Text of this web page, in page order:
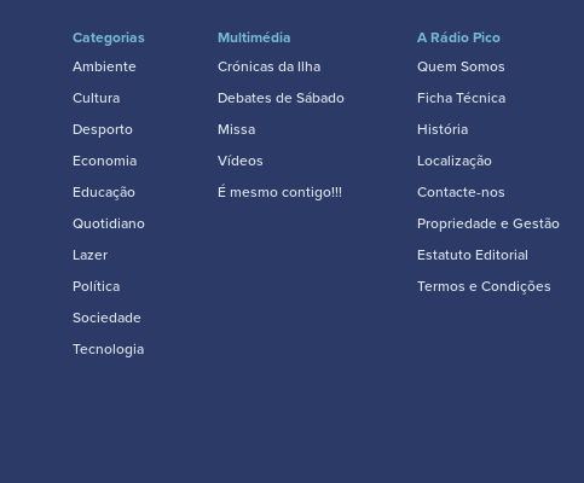
Categorias
Ambiente
Cultura
Desporto
Economia
Educação
Quotidiano
Lazer
Política
Sociedade
Tecnologia
Multimédia
Crónicas da Ilha
Debates de Sábado
Missa
Vídeos
É mesmo contigo!!!
A Rádio Pico
Quem Somos
Ficha Técnica
História
Localização
Contacte-nos
Propriedade e Gestão
Estatuto Editorial
Termos e Condições